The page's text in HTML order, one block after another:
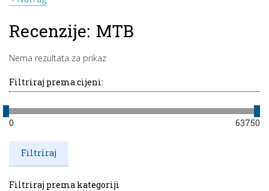
Recenzije: MTB
Nema rezultata za prikaz
Filtriraj prema cijeni:
0 63750
Filtriraj prema kategoriji